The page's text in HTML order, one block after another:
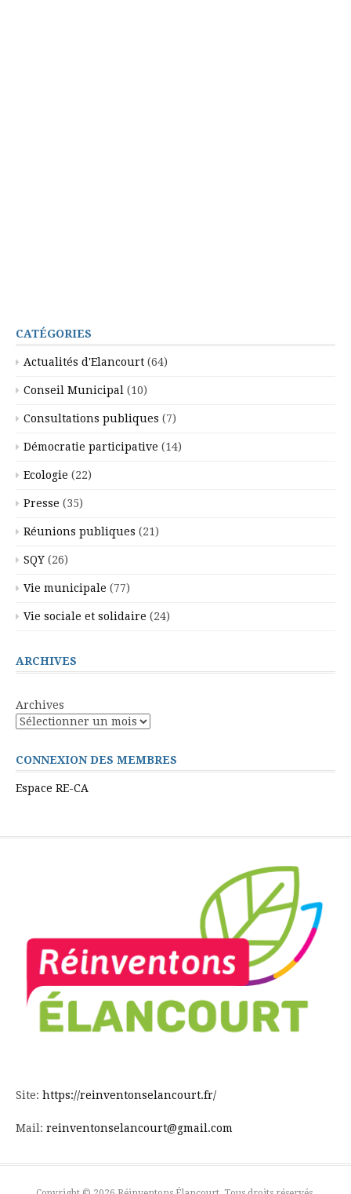
CATÉGORIES
Actualités d'Elancourt (64)
Conseil Municipal (10)
Consultations publiques (7)
Démocratie participative (14)
Ecologie (22)
Presse (35)
Réunions publiques (21)
SQY (26)
Vie municipale (77)
Vie sociale et solidaire (24)
ARCHIVES
Archives
CONNEXION DES MEMBRES
Espace RE-CA
Site: https://reinventonselancourt.fr/
Mail: reinventonselancourt@gmail.com